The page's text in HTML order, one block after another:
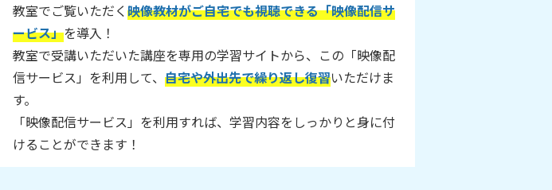
教室でご覧いただく映像教材がご自宅でも視聴できる「映像配信サ
ービス」を導入！
教室で受講いただいた講座を専用の学習サイトから、この「映像配
信サービス」を利用して、 自宅や外出先で繰り返し復習いただけま
す。
「映像配信サービス」を利用すれば、学習内容をしっかりと身に付
けることができます！